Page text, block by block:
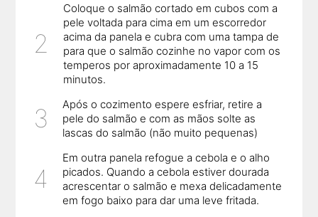
Coloque o salmão cortado em cubos com a
pele voltada para cima em um escorredor
acima da panela e cubra com uma tampa de
para que o salmão cozinhe no vapor com os
temperos por aproximadamente 10 a 15
minutos.
Após o cozimento espere esfriar, retire a
pele do salmão e com as mãos solte as
lascas do salmão (não muito pequenas)
Em outra panela refogue a cebola e o alho
picados. Quando a cebola estiver dourada
acrescentar o salmão e mexa delicadamente
em fogo baixo para dar uma leve fritada.